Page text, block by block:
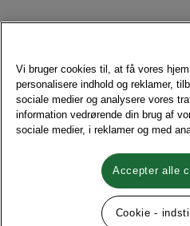
Vi bruger cookies til, at få vores
personalisere indhold og reklamer,
sociale medier og analysere vores
information vedrørende din brug af
sociale medier, i reklamer og med
Accepter alle
Cookie -